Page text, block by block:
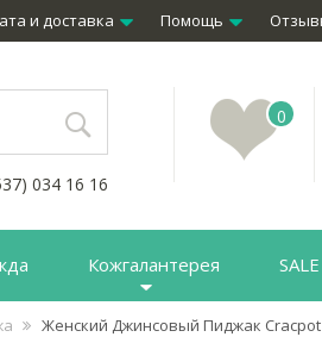
и доставка Помощь
034 16 16
0
Кожгалантерея
Женский Джинсовый Пиджак Cracpot